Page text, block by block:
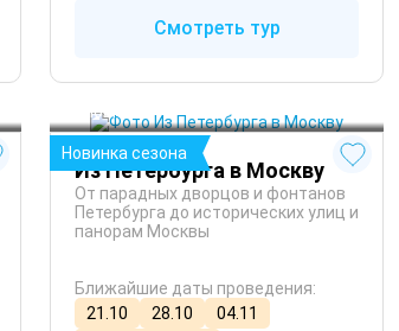
Смотреть тур
Москва
Новинка сезона
Из Петербурга в Москву
От парадных дворцов и фонтанов
Петербурга до исторических улиц и
панорам Москвы
Ближайшие даты проведения:
21.10
28.10
04.11